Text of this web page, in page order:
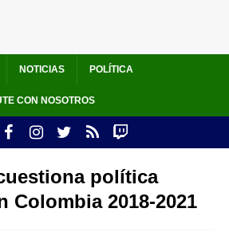
NOTICIAS POLÍTICA
CON NOSOTROS
política
Colombia 2018-2021